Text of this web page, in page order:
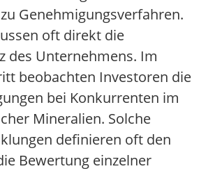
Genehmigungsverfahren.
oft direkt die
des Unternehmens. Im
beobachten Investoren die
bei Konkurrenten im
Mineralien. Solche
definieren oft den
Bewertung einzelner